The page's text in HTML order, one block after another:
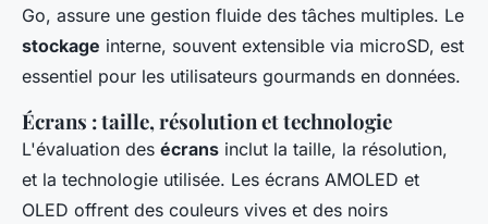
Go, assure une gestion fluide des tâches multiples. Le
stockage interne, souvent extensible via microSD, est
essentiel pour les utilisateurs gourmands en données.
Écrans : taille, résolution et technologie
L'évaluation des écrans inclut la taille, la résolution,
et la technologie utilisée. Les écrans AMOLED et
OLED offrent des couleurs vives et des noirs